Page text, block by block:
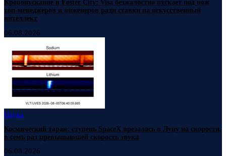
Кровопускание в Foster City: Visa безжалостно пускает под нож
топ-менеджеров и инженеров ради ставки на искусственный
интеллект
06.08.2026
Наука
Космический таран: ступень SpaceX врезалась в Луну на скорости,
в семь раз превышающей скорость звука
06.08.2026